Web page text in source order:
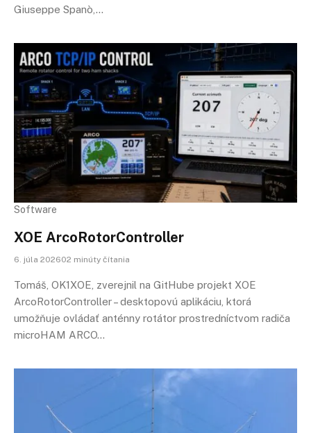
Giuseppe Spanò,…
Software
XOE ArcoRotorController
6. júla 202602 minúty čítania
Tomáš, OK1XOE, zverejnil na GitHube projekt XOE
ArcoRotorController – desktopovú aplikáciu, ktorá
umožňuje ovládať anténny rotátor prostredníctvom radiča
microHAM ARCO…